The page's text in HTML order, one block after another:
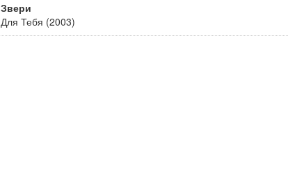
Звери
Для Тебя (2003)